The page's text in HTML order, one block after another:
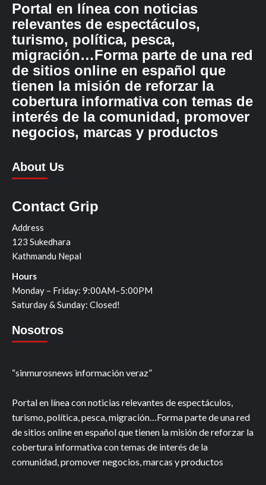
Portal en línea con noticias
relevantes de espectáculos,
turismo, política, pesca,
migración…Forma parte de una red
de sitios online en español que
tienen la misión de reforzar la
cobertura informativa con temas de
interés de la comunidad, promover
negocios, marcas y productos
About Us
Contact Grip
Address
123 Sukedhara
Kathmandu Nepal
Hours
Monday – Friday: 9:00AM–5:00PM
Saturday & Sunday: Closed!
Nosotros
“sinmurosnews información veraz”
Portal en línea con noticias relevantes de espectáculos,
turismo, política, pesca, migración…Forma parte de una red
de sitios online en español que tienen la misión de reforzar la
cobertura informativa con temas de interés de la
comunidad, promover negocios, marcas y productos